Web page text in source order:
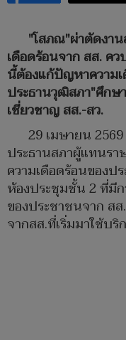
"โสภณ"ผ่าตัดงา
เดือดร้อนจาก สส. ค
นี้ต้องแก้ปัญหาความ
ประธานวุฒิสภา"ศึก
เชี่ยวชาญ สส.-สว.
29 เมษายน
ประธานสภาผู้แทนร
ความเดือดร้อนของป
ห้องประชุมชั้น 2 ที่มี
ของประชาชนจาก ส
จากสส.ที่เริ่มมาใช้บริ